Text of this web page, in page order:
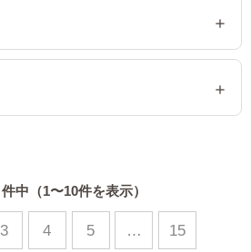
件中（1〜10件を表示）
3 4 5 … 15